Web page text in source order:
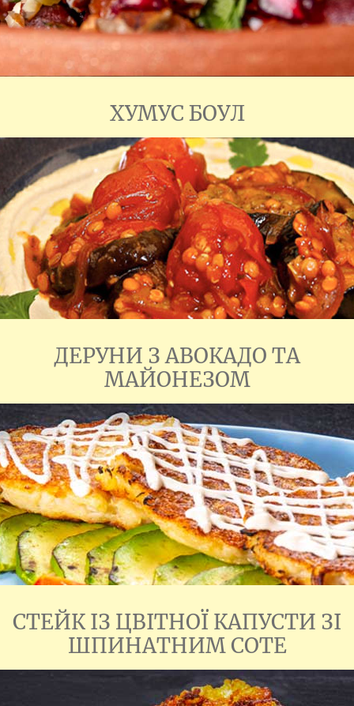
ХУМУС БОУЛ
ДЕРУНИ З АВОКАДО ТА
МАЙОНЕЗОМ
CТЕЙК ІЗ ЦВІТНОЇ КАПУСТИ ЗІ
ШПИНАТНИМ СОТЕ